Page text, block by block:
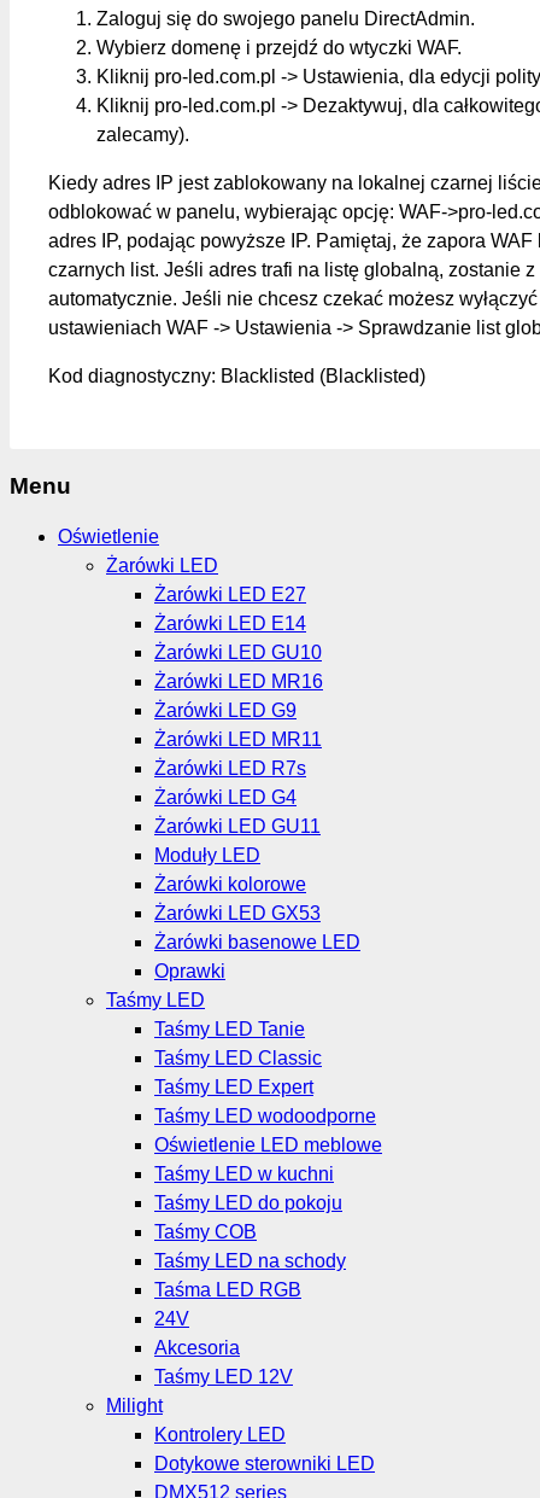
Zaloguj się do swojego panelu DirectAdmin.
Wybierz domenę i przejdź do wtyczki WAF.
Kliknij pro-led.com.pl -> Ustawienia, dla edycji
Kliknij pro-led.com.pl -> Dezaktywuj, dla
zalecamy).
Kiedy adres IP jest zablokowany na lokalnej czarnej
odblokować w panelu, wybierając opcję: WAF->pro-
adres IP, podając powyższe IP. Pamiętaj, że zapora
czarnych list. Jeśli adres trafi na listę globalną, zostanie
automatycznie. Jeśli nie chcesz czekać możesz
ustawieniach WAF -> Ustawienia -> Sprawdzanie list
Kod diagnostyczny: Blacklisted (Blacklisted)
Menu
Oświetlenie
Żarówki LED
Żarówki LED E27
Żarówki LED E14
Żarówki LED GU10
Żarówki LED MR16
Żarówki LED G9
Żarówki LED MR11
Żarówki LED R7s
Żarówki LED G4
Żarówki LED GU11
Moduły LED
Żarówki kolorowe
Żarówki LED GX53
Żarówki basenowe LED
Oprawki
Taśmy LED
Taśmy LED Tanie
Taśmy LED Classic
Taśmy LED Expert
Taśmy LED wodoodporne
Oświetlenie LED meblowe
Taśmy LED w kuchni
Taśmy LED do pokoju
Taśmy COB
Taśmy LED na schody
Taśma LED RGB
24V
Akcesoria
Taśmy LED 12V
Milight
Kontrolery LED
Dotykowe sterowniki LED
DMX512 series